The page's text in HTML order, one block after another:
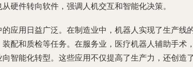
硬件转向软件，强调人机交互和智能化决策。
应用日益广泛。在制造业中，机器人实现了生产
配和质检等任务。在服务业，医疗机器人辅助手
智能化转型。这些应用不仅提高了生产力，还创造